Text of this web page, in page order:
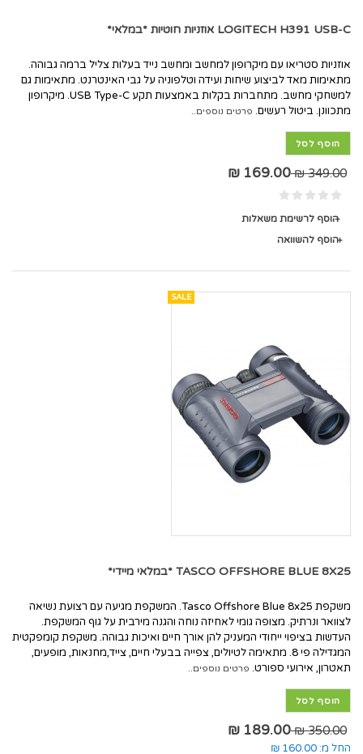
LOGITECH H391 USB-C אוזניות חוטיות *במלאי*
אוזניות סטריאו עם מיקרופון למחשב ומחשב נייד בעלות צליל ברמה גבוהה.
מתאימות מאד לביצוע שיחות ועידה וטלפוניה על גבי האינטרנט. מתאימות גם
למשחקי מחשב. מתחברות בקלות באמצעות תקע USB Type-C. מיקרופון
מתכוונן. ביטול רעשים. פרטים נוספים..
הוסף לסל
349.00 ₪
169.00 ₪
הוסף לרשימת משאלות
הוסף להשוואה
SALE
TASCO OFFSHORE BLUE 8X25 *במלאי מיידי*
משקפת Tasco Offshore Blue 8x25. המשקפת מגיעה עם רצועת נשיאה
לצוואר ונרתיק. מצופה גומי לאחיזה נוחה והגנה מירבית על גוף המשקפת.
העדשות בציפוי ייחודי המעניק להן אורך חיים ואיכות גבוהה. משקפת קומפקטית
המגדילה פי 8. מתאימה לטיולים, צפייה בבעלי חיים, צייד,מחנאות, מופעים,
תאטרון, אירועי ספורט. פרטים נוספים..
הוסף לסל
350.00 ₪
189.00 ₪
החל מ: 160.00 ₪